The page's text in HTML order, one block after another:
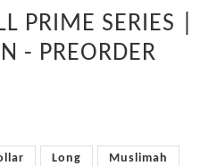
PRIME SERIES |
- PREORDER
Long Muslimah